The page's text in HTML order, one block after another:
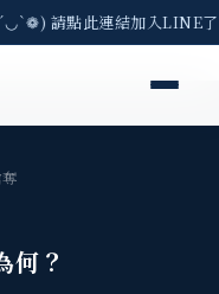
請點此連結加入LINE
何？